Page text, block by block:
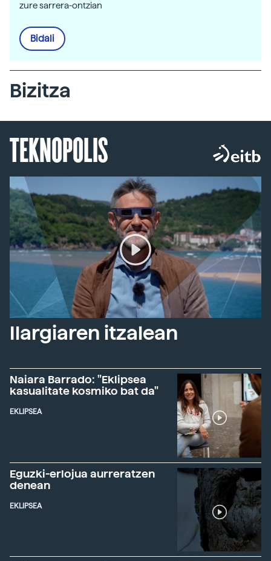
zure sarrera-ontzian
Bidali
Bizitza
TEKNOPOLIS
Ilargiaren itzalean
Naiara Barrado: "Eklipsea
kasualitate kosmiko bat da"
EKLIPSEA
Eguzki-erlojua aurreratzen
denean
EKLIPSEA